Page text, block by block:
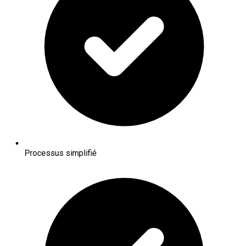
Processus simplifié